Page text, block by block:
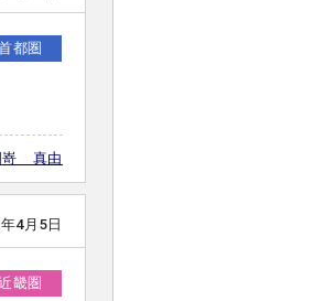
都圏
嵜 真由
4月5日
畿圏